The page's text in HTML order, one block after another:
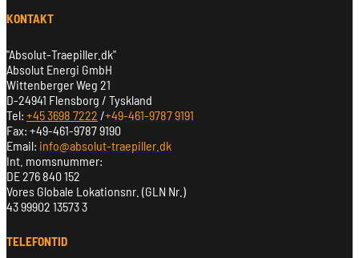
KONTAKT
"Absolut-Traepiller.dk"
Absolut Energi GmbH
Wittenberger Weg 21
D-24941 Flensborg / Tyskland
Tel: +45 3698 7222 /+49-461-9787 9191
Fax: +49-461-9787 9190
Email: info@absolut-traepiller.dk
Int. momsnummer:
DE 276 840 152
Vores Globale Lokationsnr. (GLN Nr.)
43 99902 13573 3
TELEFONTID